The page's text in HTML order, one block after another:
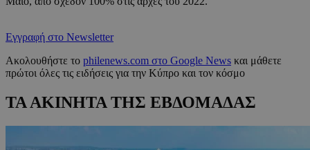
Εγγραφή στο Newsletter
Ακολουθήστε το philenews.com στο Google News και μάθετε
πρώτοι όλες τις ειδήσεις για την Κύπρο και τον κόσμο
ΤΑ ΑΚΙΝΗΤΑ ΤΗΣ ΕΒΔΟΜΑΔΑΣ